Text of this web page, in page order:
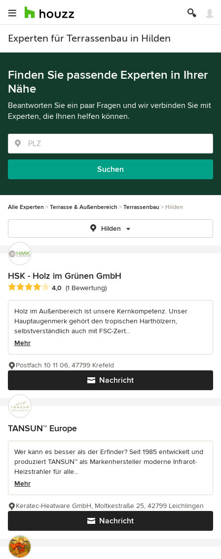
Experten für Terrassenbau in Hilden
Finden Sie passende Experten in Ihrer
Nähe
Beantworten Sie ein paar Fragen und wir verbinden Sie mit
Experten, die Ihnen helfen können.
Suchen
Alle Experten Terrasse & Außenbereich Terrassenbau Hilden
Hilden
HSK - Holz im Grünen GmbH
Durchschnittliche Bewertung: 4 von 5 Sternen
4,0 (1 Bewertung)
Holz im Außenbereich ist unsere Kernkompetenz. Unser
Hauptaugenmerk gehört den tropischen Harthölzern,
selbstverständlich auch mit FSC-Zert...
Mehr
Nachricht
Postfach 10 11 06, 47799 Krefeld
TANSUN™ Europe
Wer kann es besser als der Erfinder? Seit 1985 entwickelt und
produziert TANSUN™ als Markenhersteller moderne Infrarot-
Heizstrahler für alle...
Mehr
Nachricht
Keratec-Heatware GmbH, Moltkestraße 25, 42799 Leichlingen